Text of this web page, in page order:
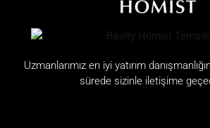
Uzmanlarımız en iyi yatırım
sürede sizinle iletişime